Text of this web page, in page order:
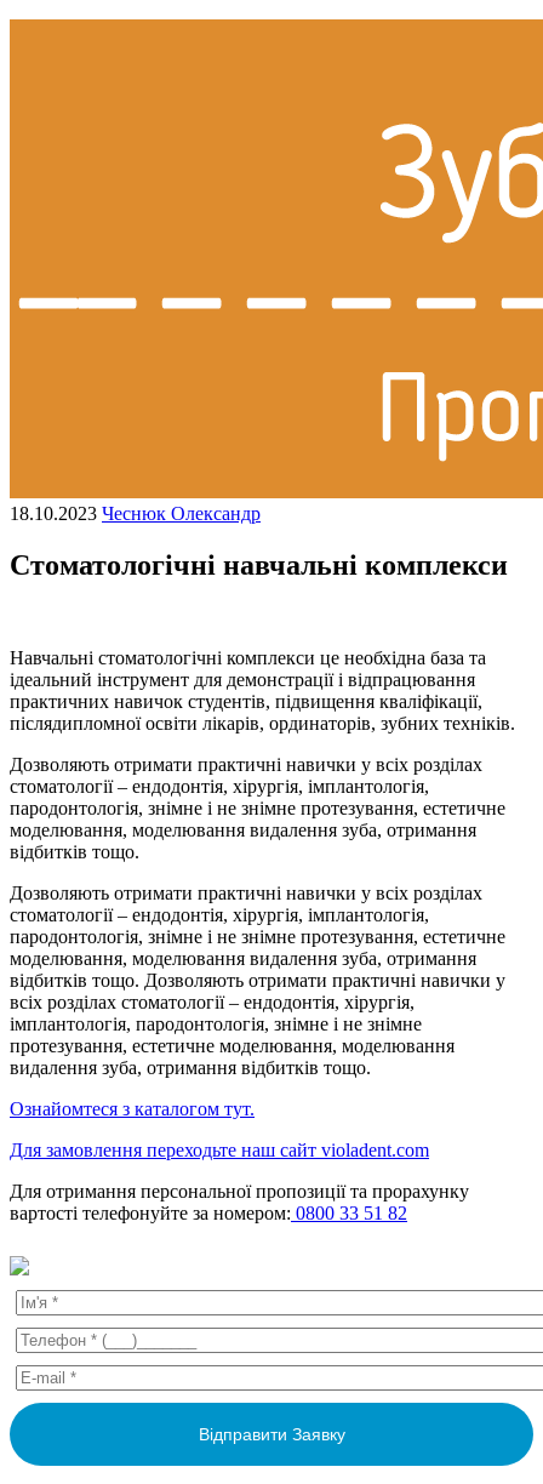
18.10.2023 Чеснюк Олександр
Стоматологічні навчальні комплекси
Навчальні стоматологічні комплекси це необхідна база та
ідеальний інструмент для демонстрації і відпрацювання
практичних навичок студентів, підвищення кваліфікації,
післядипломної освіти лікарів, ординаторів, зубних техніків.
Дозволяють отримати практичні навички у всіх розділах
стоматології – ендодонтія, хірургія, імплантологія,
пародонтологія, знімне і не знімне протезування, естетичне
моделювання, моделювання видалення зуба, отримання
відбитків тощо.
Дозволяють отримати практичні навички у всіх розділах
стоматології – ендодонтія, хірургія, імплантологія,
пародонтологія, знімне і не знімне протезування, естетичне
моделювання, моделювання видалення зуба, отримання
відбитків тощо. Дозволяють отримати практичні навички у
всіх розділах стоматології – ендодонтія, хірургія,
імплантологія, пародонтологія, знімне і не знімне
протезування, естетичне моделювання, моделювання
видалення зуба, отримання відбитків тощо.
Ознайомтеся з каталогом тут.
Для замовлення переходьте наш сайт violadent.com
Для отримання персональної пропозиції та прорахунку
вартості телефонуйте за номером: 0800 33 51 82